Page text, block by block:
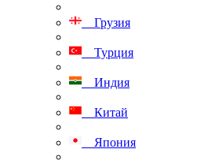
Грузия
Турция
Индия
Китай
Япония